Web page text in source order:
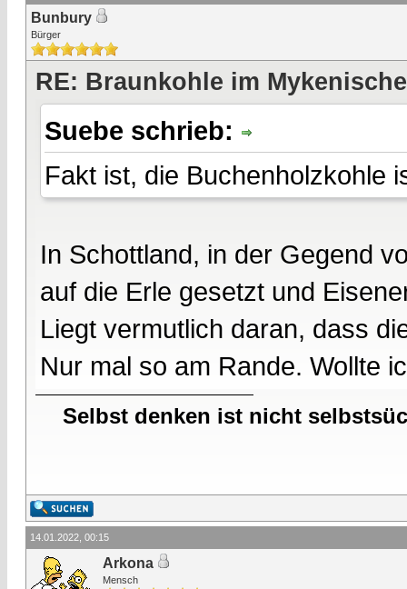
Bunbury
Bürger
RE: Braunkohle im
Suebe schrieb:
Fakt ist, die Buchenholzkohle
In Schottland, in der Gegend
auf die Erle gesetzt und
Liegt vermutlich daran, dass
Nur mal so am Rande. Wollte
Selbst denken ist nicht
14.01.2022, 00:15
Arkona
Mensch